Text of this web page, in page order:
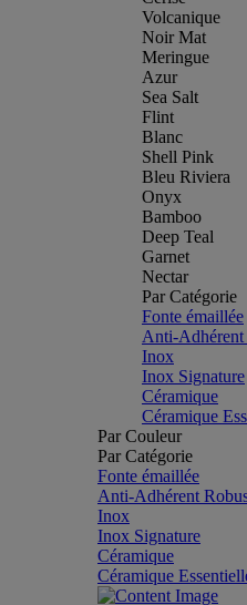
Volcanique
Noir Mat
Meringue
Azur
Sea Salt
Flint
Blanc
Shell Pink
Bleu Riviera
Onyx
Bamboo
Deep Teal
Garnet
Nectar
Par Catégorie
Fonte émaillée
Anti-Adhérent
Inox
Inox Signature
Céramique
Céramique
Par Couleur
Par Catégorie
Fonte émaillée
Anti-Adhérent
Inox
Inox Signature
Céramique
Céramique